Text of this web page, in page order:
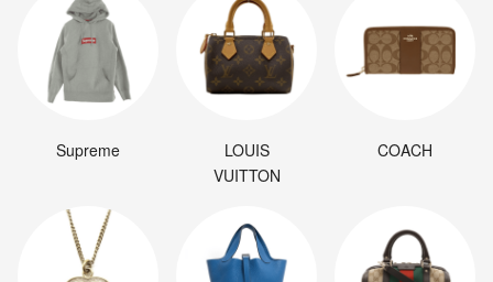
Supreme
LOUIS
VUITTON
COACH